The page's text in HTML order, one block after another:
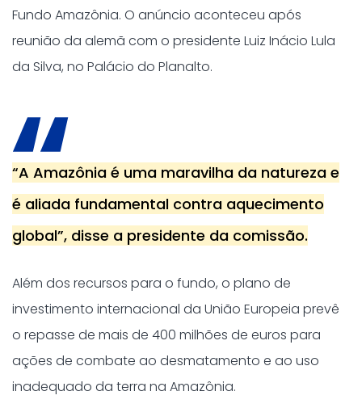
Fundo Amazônia. O anúncio aconteceu após
reunião da alemã com o presidente Luiz Inácio Lula
da Silva, no Palácio do Planalto.
“A Amazônia é uma maravilha da natureza e
é aliada fundamental contra aquecimento
global”, disse a presidente da comissão.
Além dos recursos para o fundo, o plano de
investimento internacional da União Europeia prevê
o repasse de mais de 400 milhões de euros para
ações de combate ao desmatamento e ao uso
inadequado da terra na Amazônia.